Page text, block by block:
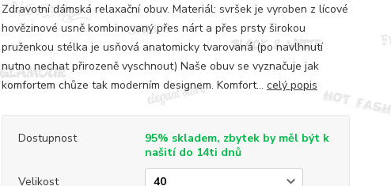
Zdravotní dámská relaxační obuv. Materiál: svršek je vyroben z lícové
hovězinové usně kombinovaný přes nárt a přes prsty širokou
pruženkou stélka je usňová anatomicky tvarovaná (po navlhnutí
nutno nechat přirozeně vyschnout) Naše obuv se vyznačuje jak
komfortem chůze tak moderním designem. Komfort... celý popis
Dostupnost
95% skladem, zbytek by měl být k
našití do 14ti dnů
Velikost